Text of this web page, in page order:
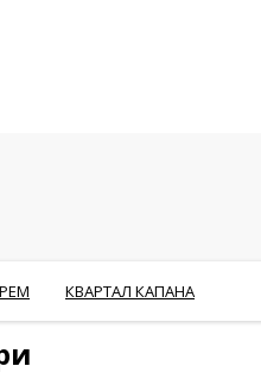
КВАРТАЛ КАПАНА